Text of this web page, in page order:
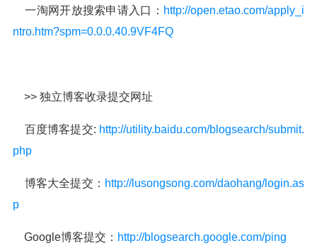
一淘网开放搜索申请入口： http://open.etao.com/apply_i
ntro.htm?spm=0.0.0.40.9VF4FQ
>> 独立博客收录提交网址
百度博客提交: http://utility.baidu.com/blogsearch/submit.
php
博客大全提交： http://lusongsong.com/daohang/login.as
p
Google博客提交： http://blogsearch.google.com/ping